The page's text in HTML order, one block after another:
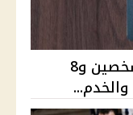
إسقاط الجنسية المصرية عن شخصين و8